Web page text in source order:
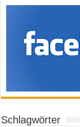
Schlagwörter